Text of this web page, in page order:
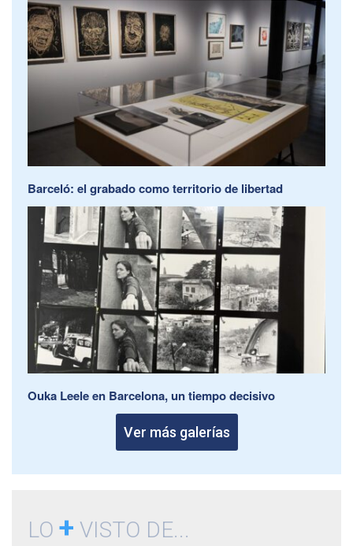
Barceló: el grabado como territorio de libertad
Ouka Leele en Barcelona, un tiempo decisivo
Ver más galerías
LO + VISTO DE...